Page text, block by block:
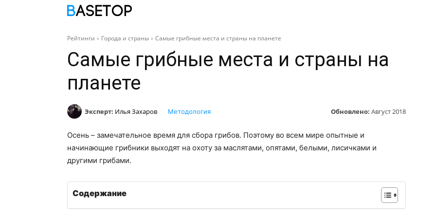
Рейтинги Города и страны Самые грибные места и страны на планете
Самые грибные места и страны на
планете
Эксперт: Илья Захаров Обновлено: Август 2018
Методология
Осень – замечательное время для сбора грибов. Поэтому во всем мире опытные и
начинающие грибники выходят на охоту за маслятами, опятами, белыми, лисичками и
другими грибами.
Содержание